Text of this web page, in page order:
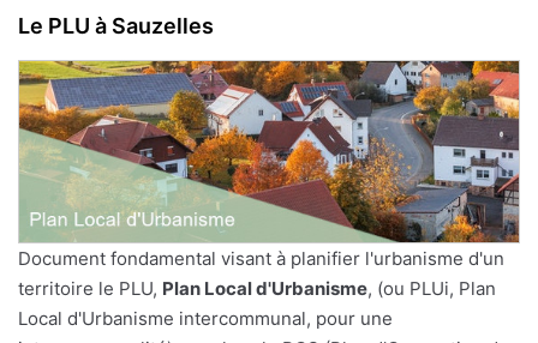
Le PLU à Sauzelles
Document fondamental visant à planifier l'urbanisme d'un
territoire le PLU, Plan Local d'Urbanisme, (ou PLUi, Plan
Local d'Urbanisme intercommunal, pour une